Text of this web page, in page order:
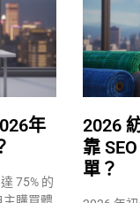
年
75% 的
主購買體
2026
靠
單？